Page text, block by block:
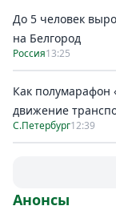
До 5 человек
на Белгород
Россия13:25
Как полумарафон
движение
С.Петербург12:39
Анонсы